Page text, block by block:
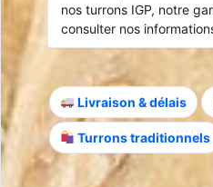
nos turrons IGP, notre
consulter nos
Livraison & délais
Turrons traditionnels